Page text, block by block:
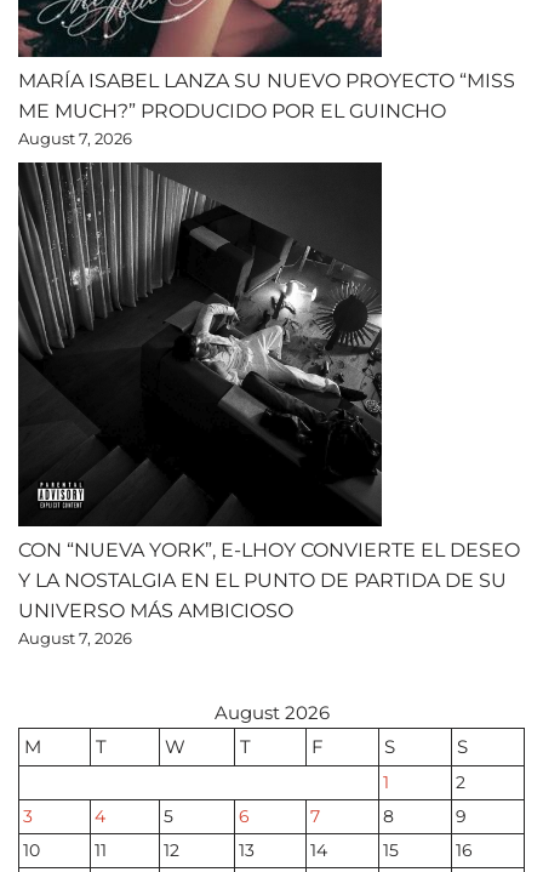
MARÍA ISABEL LANZA SU NUEVO PROYECTO “MISS
ME MUCH?” PRODUCIDO POR EL GUINCHO
August 7, 2026
CON “NUEVA YORK”, E-LHOY CONVIERTE EL DESEO
Y LA NOSTALGIA EN EL PUNTO DE PARTIDA DE SU
UNIVERSO MÁS AMBICIOSO
August 7, 2026
August 2026
M
T W T F S S
1
2
3
4 5 6 7 8
9
10
11 12 13 14 15
16